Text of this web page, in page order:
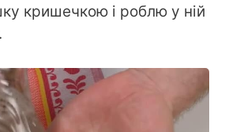
кришечкою і роблю у ній